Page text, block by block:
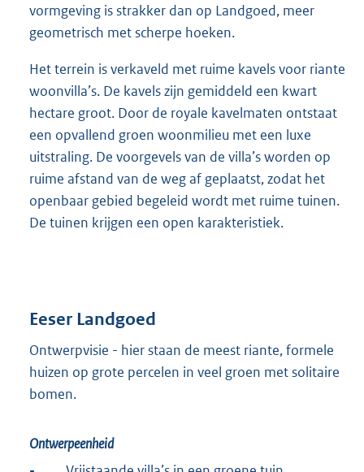
vormgeving is strakker dan op Landgoed, meer
geometrisch met scherpe hoeken.
Het terrein is verkaveld met ruime kavels voor riante
woonvilla’s. De kavels zijn gemiddeld een kwart
hectare groot. Door de royale kavelmaten ontstaat
een opvallend groen woonmilieu met een luxe
uitstraling. De voorgevels van de villa’s worden op
ruime afstand van de weg af geplaatst, zodat het
openbaar gebied begeleid wordt met ruime tuinen.
De tuinen krijgen een open karakteristiek.
Eeser Landgoed
Ontwerpvisie - hier staan de meest riante, formele
huizen op grote percelen in veel groen met solitaire
bomen.
Ontwerpeenheid